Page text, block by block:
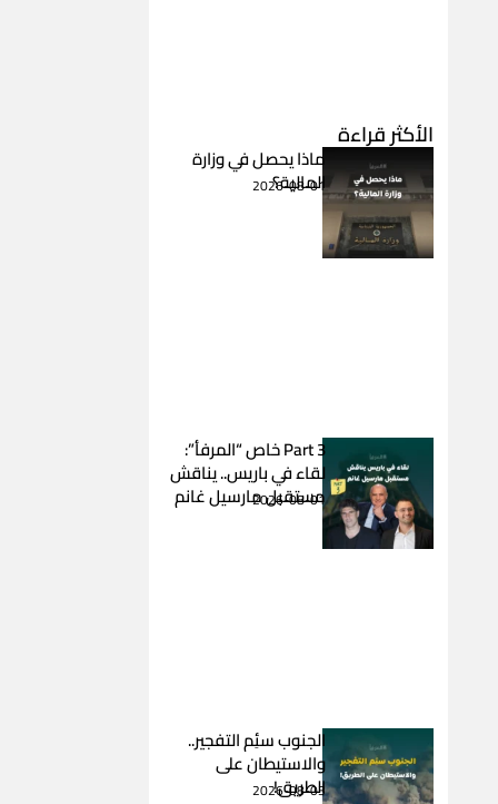
الأكثر قراءة
ماذا يحصل في وزارة
المالية؟
2026-08-01
Part 3 خاص “المرفأ”:
لقاء في باريس.. يناقش
مستقبل مارسيل غانم
2026-08-01
الجنوب سئِم التفجير..
والاستيطان على
الطريق!
2026-08-03